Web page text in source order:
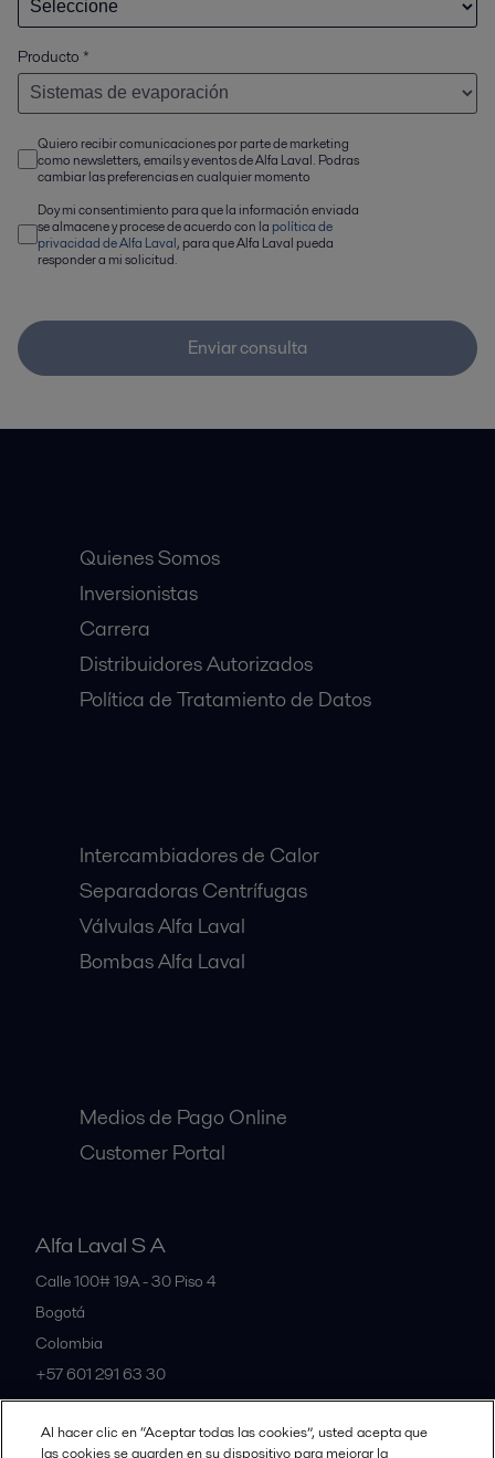
Producto *
Quiero recibir comunicaciones por parte de marketing
como newsletters, emails y eventos de Alfa Laval. Podras
cambiar las preferencias en cualquier momento
Doy mi consentimiento para que la información enviada
se almacene y procese de acuerdo con la política de
privacidad de Alfa Laval, para que Alfa Laval pueda
responder a mi solicitud.
Enviar consulta
Quienes Somos
Inversionistas
Carrera
Distribuidores Autorizados
Política de Tratamiento de Datos
Intercambiadores de Calor
Separadoras Centrífugas
Válvulas Alfa Laval
Bombas Alfa Laval
Medios de Pago Online
Customer Portal
Alfa Laval S A
Calle 100# 19A - 30 Piso 4
Bogotá
Colombia
+57 601 291 63 30
All offices and partners
Al hacer clic en “Aceptar todas las cookies”, usted acepta que
las cookies se guarden en su dispositivo para mejorar la